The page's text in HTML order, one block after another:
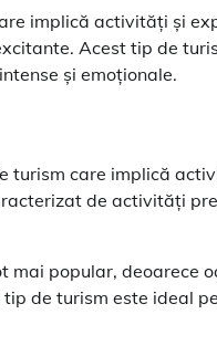
implică activități și
Acest tip de
și emoționale.
turism care implică
de activități
popular, deoarece
de turism este ideal